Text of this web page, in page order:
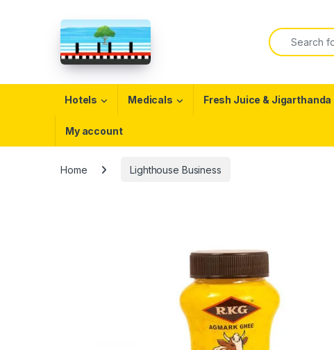
Search for:
Hotels Medicals Fresh Juice & Jigarthanda
My account
Home Lighthouse Business